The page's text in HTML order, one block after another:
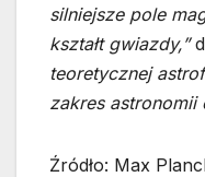
silniejsze pole
kształt gwiazdy,”
teoretycznej
zakres astronomii
Źródło: Max